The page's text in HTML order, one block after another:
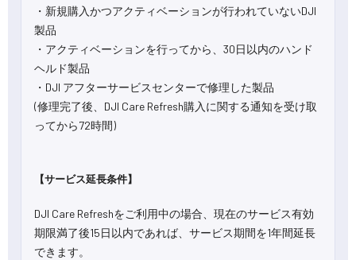
・新規購入かつアクティベーションが行われていないDJI
製品
・アクティベーションを行ってから、30日以内のハンド
ヘルド製品
・DJI アフターサービスセンターで修理した製品
(修理完了後、DJI Care Refresh購入に関する通知を受け取
ってから72時間)
【サービス延長条件】
DJI Care Refreshをご利用中の場合、現在のサービス有効
期限満了後15日以内であれば、サービス期間を1年間延長
できます。